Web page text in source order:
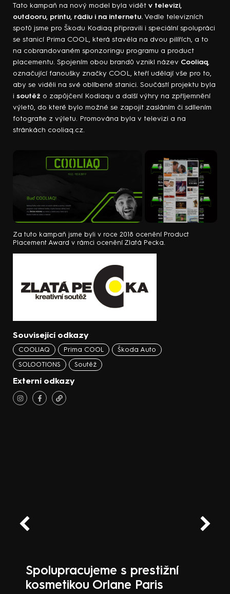
Tato kampaň na nový model byla vidět v televizi,
outdooru, printu, rádiu i na internetu.Vedle televizních
spotů jsme pro Škodu Kodiaq připravili i speciální spolupráci
se stanicí Prima COOL, která stavěla na dvou pilířích, a to
na cobrandovaném sponzoringu programu a product
placementu. Spojením obou brandů vznikl název Cooliaq,
označující fanoušky značky COOL, kteří udělají vše pro to,
aby se viděli na své oblíbené stanici. Součástí projektu byla
i soutěž o zapůjčení Kodiaqu a další výhry na zpříjemnění
výletů, do které bylo možné se zapojit zasláním či sdílením
fotografie z výletu. Promována byla v televizi a na
stránkách cooliaq.cz.
Za tuto kampaň jsme byli v roce 2018 ocenění Product
Placement Award v rámci ocenění Zlatá Pecka.
Související odkazy
COOLIAQ Prima COOL
Škoda Auto
SOLOOTIONS
Soutěž
Externí odkazy
Spolupracujeme s prestižní
kosmetikou Orlane Paris